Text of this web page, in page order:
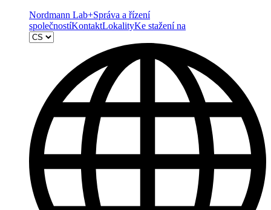
Nordmann Lab+Správa a řízení
společnostíKontaktLokalityKe stažení na